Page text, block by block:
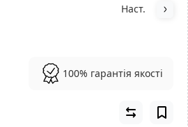
Наст.
100% гарантія якості